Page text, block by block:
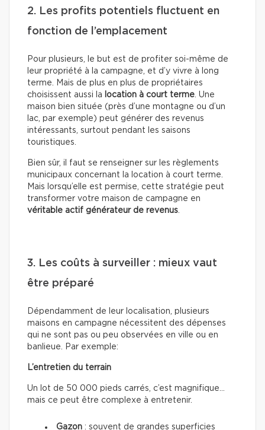
2. Les profits potentiels fluctuent en
fonction de l’emplacement
Pour plusieurs, le but est de profiter soi-même de
leur propriété à la campagne, et d’y vivre à long
terme. Mais de plus en plus de propriétaires
choisissent aussi la location à court terme. Une
maison bien située (près d’une montagne ou d’un
lac, par exemple) peut générer des revenus
intéressants, surtout pendant les saisons
touristiques.
Bien sûr, il faut se renseigner sur les règlements
municipaux concernant la location à court terme.
Mais lorsqu’elle est permise, cette stratégie peut
transformer votre maison de campagne en
véritable actif générateur de revenus.
3. Les coûts à surveiller : mieux vaut
être préparé
Dépendamment de leur localisation, plusieurs
maisons en campagne nécessitent des dépenses
qui ne sont pas ou peu observées en ville ou en
banlieue. Par exemple:
L’entretien du terrain
Un lot de 50 000 pieds carrés, c’est magnifique…
mais ce peut être complexe à entretenir.
Gazon : souvent de grandes superficies